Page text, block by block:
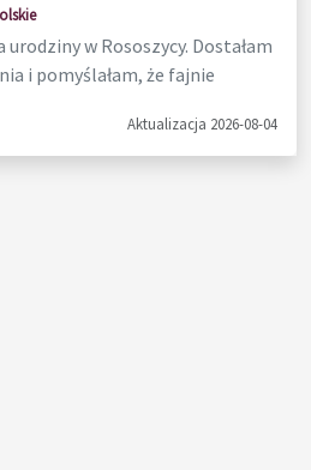
w Rososzycy. Dostałam
i pomyślałam, że fajnie
Aktualizacja 2026-08-04